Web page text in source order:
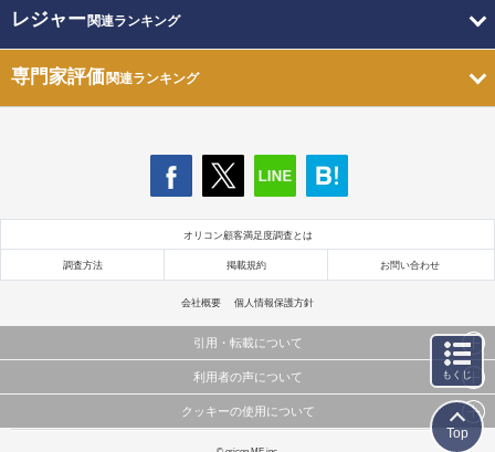
レジャー関連ランキング
専門家評価関連ランキング
オリコン顧客満足度調査とは
調査方法 掲載規約 お問い合わせ
会社概要 個人情報保護方針
引用・転載について
当サイトで公開されている情報（文字、写真、イラスト、画像データ等）及びこれらの配置・
これらの情報を権利者の許可なく無断転載・複製などの二次利用を行うことは固く禁じており
利用者の声について
当サイトに掲載している内容はすべてサービスの利用者が提出された見解・感想です。
クッキーの使用について
このサイトでは Cookie を使用して、ユーザーに合わせたコンテンツや広告の表示、ソーシャル
もくじ
Top